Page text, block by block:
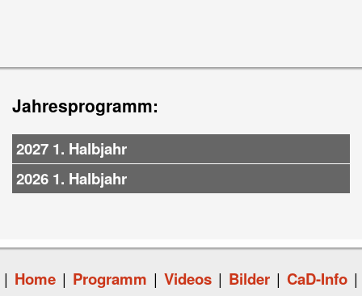
Jahresprogramm:
2027 1. Halbjahr
2026 1. Halbjahr
| Home | Programm | Videos | Bilder | CaD-Info |